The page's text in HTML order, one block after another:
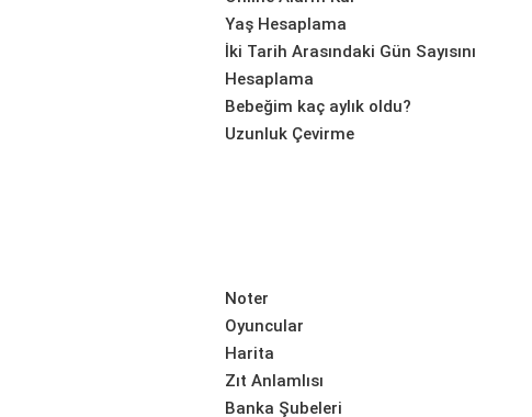
Yaş Hesaplama
İki Tarih Arasındaki Gün Sayısını
Hesaplama
Bebeğim kaç aylık oldu?
Uzunluk Çevirme
Noter
Oyuncular
Harita
Zıt Anlamlısı
Banka Şubeleri